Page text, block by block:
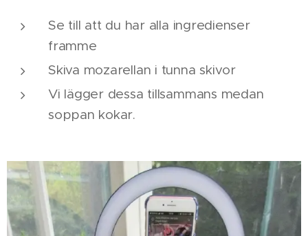
Se till att du har alla ingredienser
framme
Skiva mozarellan i tunna skivor
Vi lägger dessa tillsammans medan
soppan kokar.